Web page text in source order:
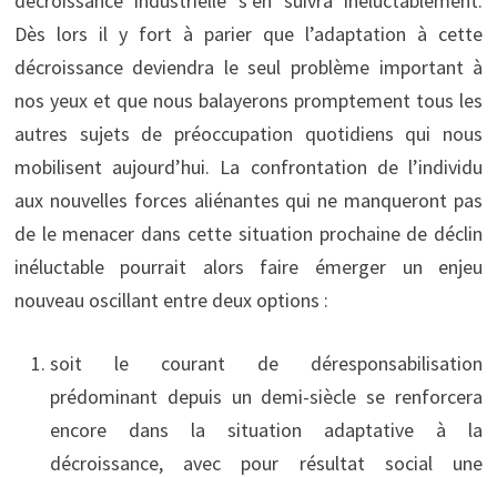
Dès lors il y fort à parier que l’adaptation à cette
décroissance deviendra le seul problème important à
nos yeux et que nous balayerons promptement tous les
autres sujets de préoccupation quotidiens qui nous
mobilisent aujourd’hui. La confrontation de l’individu
aux nouvelles forces aliénantes qui ne manqueront pas
de le menacer dans cette situation prochaine de déclin
inéluctable pourrait alors faire émerger un enjeu
nouveau oscillant entre deux options :
soit le courant de déresponsabilisation
prédominant depuis un demi-siècle se renforcera
encore dans la situation adaptative à la
décroissance, avec pour résultat social une